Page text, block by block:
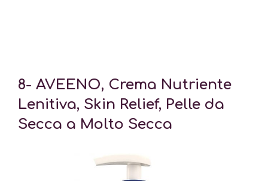
8- AVEENO, Crema Nutriente
Lenitiva, Skin Relief, Pelle da
Secca a Molto Secca